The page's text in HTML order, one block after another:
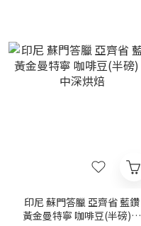
印尼 蘇門答臘 亞齊省 藍鑽
黃金曼特寧 咖啡豆(半磅)｜